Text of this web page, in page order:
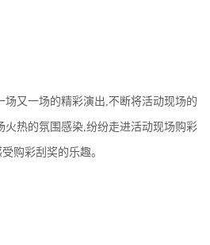
场又一场的精彩演出,不断将活动现场的
火热的氛围感染,纷纷走进活动现场购彩
购彩刮奖的乐趣。